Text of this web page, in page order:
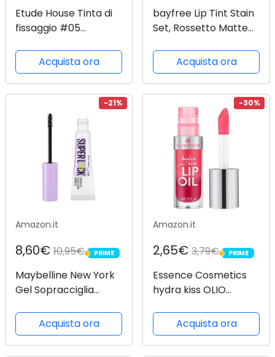
Etude House Tinta di
fissaggio #05
Rossetto liquido ad
alta pigmentazione a
lunga durata
|Macchia per labbra
con finitura opaca
leggera e...
Acquista ora
bayfree Lip Tint Stain
Set, Rossetto Matte
Transfer, Effetto
Tattoo Naturale a
Lunga Durata, Long
Lasting Colour (fruit
farm)
Acquista ora
-21%
Amazon.it
8,60€ 10,95€ PRIME
PRIME
Maybelline New York
Gel Sopracciglia
Sopracciglia
Modellate e Fissate,
Per Tutti i Tipi di
Acquista ora
-30%
Amazon.it
2,65€ 3,79€ PRIME
PRIME
Essence Cosmetics
hydra kiss OLIO
curativo, con oli,
lucida, rugiadosa, 4 ml
Acquista ora